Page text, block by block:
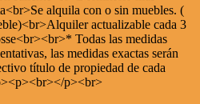
alquila con o sin muebles. (
actualizable cada 3
Todas las medidas
las medidas exactas serán
título de propiedad de cada
p><br>